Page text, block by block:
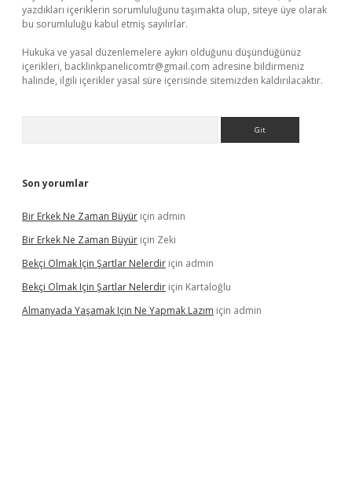
yazdıkları içeriklerin sorumluluğunu taşımakta olup, siteye üye olarak
bu sorumluluğu kabul etmiş sayılırlar.
Hukuka ve yasal düzenlemelere aykırı olduğunu düşündüğünüz
içerikleri, backlinkpanelicomtr@gmail.com adresine bildirmeniz
halinde, ilgili içerikler yasal süre içerisinde sitemizden kaldırılacaktır.
Son yorumlar
Bir Erkek Ne Zaman Büyür için admin
Bir Erkek Ne Zaman Büyür için Zeki
Bekçi Olmak Için Şartlar Nelerdir için admin
Bekçi Olmak Için Şartlar Nelerdir için Kartaloğlu
Almanyada Yaşamak Için Ne Yapmak Lazım için admin